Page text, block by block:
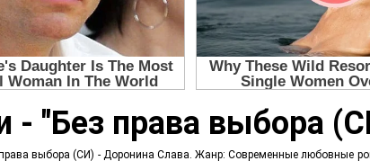
- "Без права выбора
права выбора (СИ) - Доронина Слава. Жанр: Современные любовные